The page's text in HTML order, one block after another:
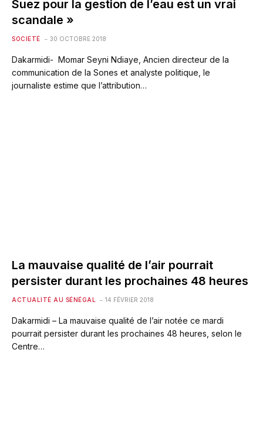
Suez pour la gestion de l’eau est un vrai
scandale »
SOCIETÉ 30 OCTOBRE 2018
Dakarmidi- Momar Seyni Ndiaye, Ancien directeur de la
communication de la Sones et analyste politique, le
journaliste estime que l’attribution…
La mauvaise qualité de l’air pourrait
persister durant les prochaines 48 heures
ACTUALITÉ AU SÉNÉGAL 14 FÉVRIER 2018
Dakarmidi – La mauvaise qualité de l’air notée ce mardi
pourrait persister durant les prochaines 48 heures, selon le
Centre…